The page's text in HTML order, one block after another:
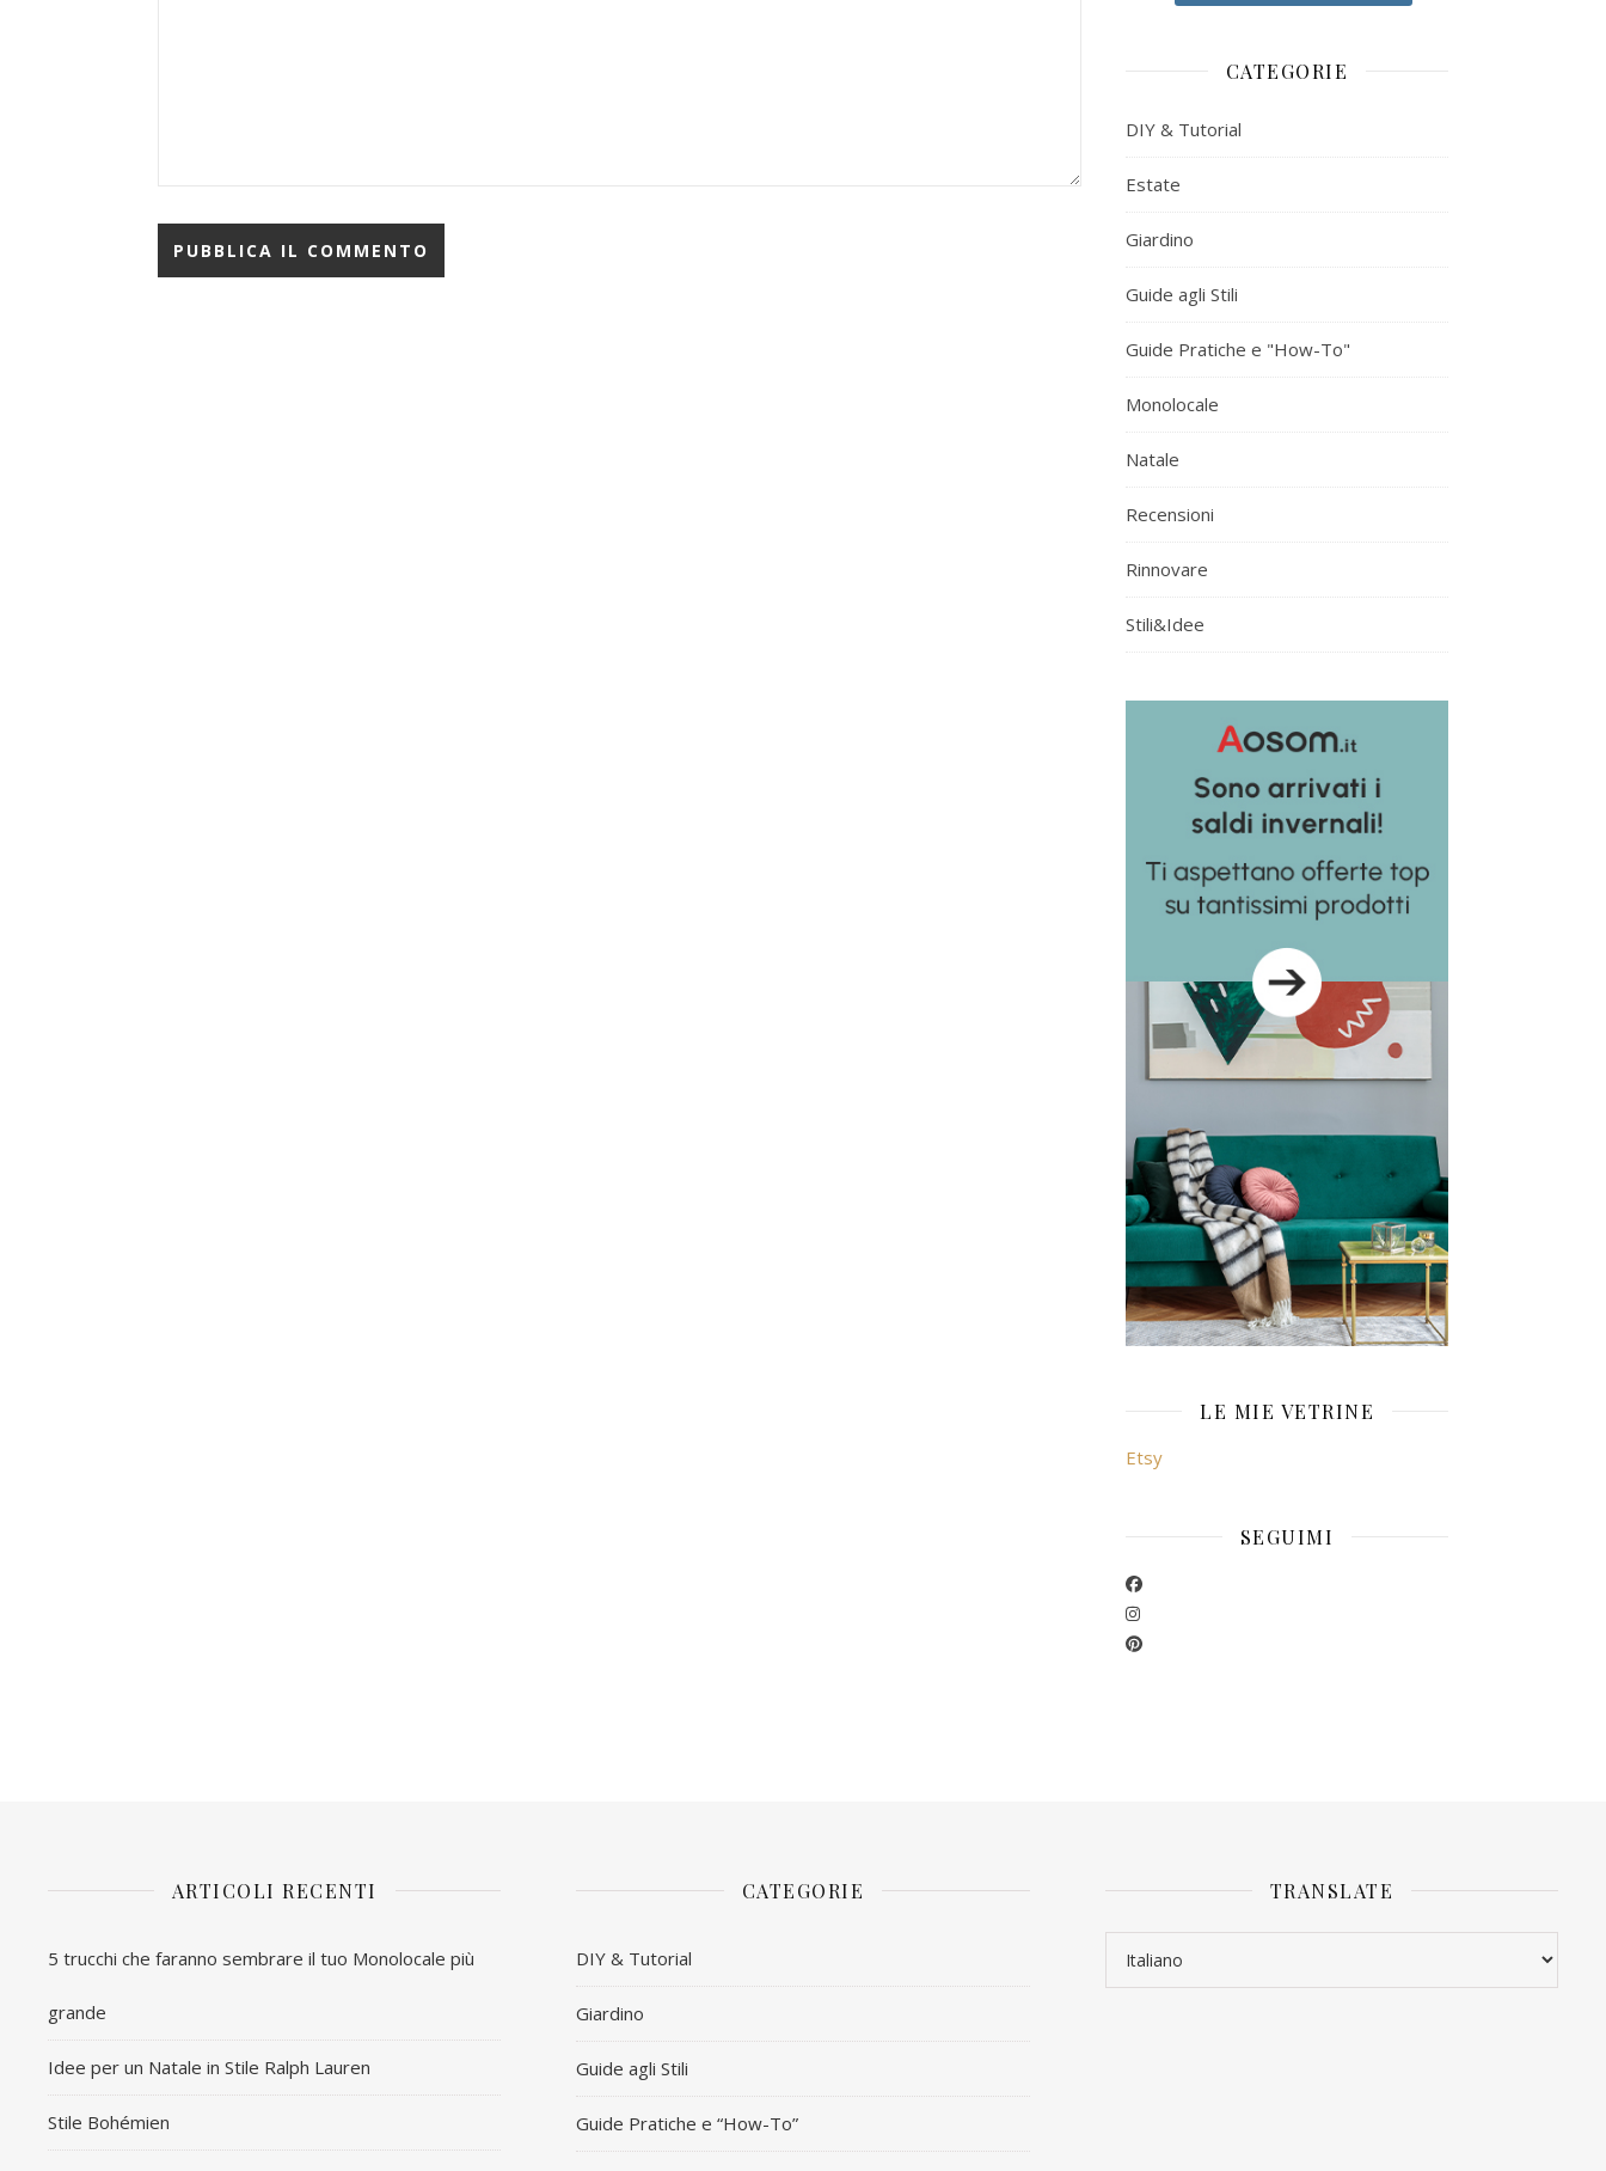
CATEGORIE
DIY & Tutorial
Estate
Giardino
Guide agli Stili
Guide Pratiche e "How-To"
Monolocale
Natale
Recensioni
Rinnovare
Stili&Idee
LE MIE VETRINE
Etsy
SEGUIMI
ARTICOLI RECENTI
5 trucchi che faranno sembrare il tuo Monolocale più
grande
Idee per un Natale in Stile Ralph Lauren
Stile Bohémien
CATEGORIE
DIY & Tutorial
Giardino
Guide agli Stili
Guide Pratiche e “How-To”
TRANSLATE